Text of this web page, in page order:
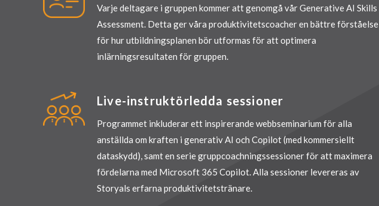
Varje deltagare i gruppen kommer att genomgå vår Generative AI Skills
Assessment. Detta ger våra produktivitetscoacher en bättre förståelse
för hur utbildningsplanen bör utformas för att optimera
inlärningsresultaten för gruppen.
Live-instruktörledda sessioner
Programmet inkluderar ett inspirerande webbseminarium för alla
anställda om kraften i generativ AI och Copilot (med kommersiellt
dataskydd), samt en serie gruppcoachningssessioner för att maximera
fördelarna med Microsoft 365 Copilot. Alla sessioner levereras av
Storyals erfarna produktivitetstränare.